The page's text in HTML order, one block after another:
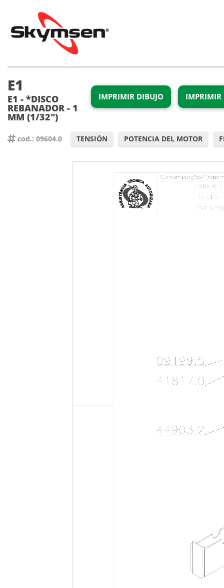
IMPRIMIR DIBUJO IMPRIMIR
E1
E1 - *DISCO
REBANADOR - 1
MM (1/32")
cod.: 09604.0 TENSIÓN POTENCIA DEL MOTOR